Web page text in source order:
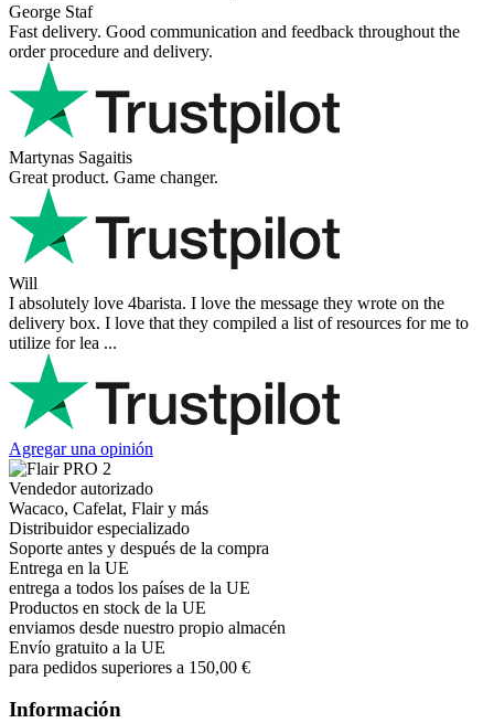
George Staf
Fast delivery. Good communication and feedback throughout the
order procedure and delivery.
Martynas Sagaitis
Great product. Game changer.
Will
I absolutely love 4barista. I love the message they wrote on the
delivery box. I love that they compiled a list of resources for me to
utilize for lea ...
Agregar una opinión
Vendedor autorizado
Wacaco, Cafelat, Flair y más
Distribuidor especializado
Soporte antes y después de la compra
Entrega en la UE
entrega a todos los países de la UE
Productos en stock de la UE
enviamos desde nuestro propio almacén
Envío gratuito a la UE
para pedidos superiores a 150,00 €
Información